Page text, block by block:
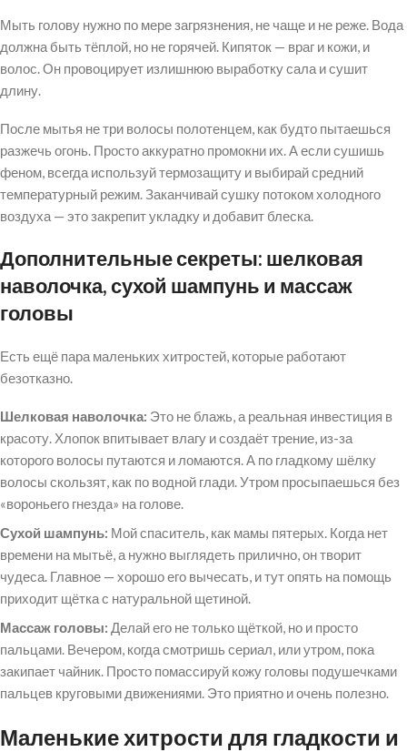
Мыть голову нужно по мере загрязнения, не чаще и не реже. Вода
должна быть тёплой, но не горячей. Кипяток — враг и кожи, и
волос. Он провоцирует излишнюю выработку сала и сушит
длину.
После мытья не три волосы полотенцем, как будто пытаешься
разжечь огонь. Просто аккуратно промокни их. А если сушишь
феном, всегда используй термозащиту и выбирай средний
температурный режим. Заканчивай сушку потоком холодного
воздуха — это закрепит укладку и добавит блеска.
Дополнительные секреты: шелковая
наволочка, сухой шампунь и массаж
головы
Есть ещё пара маленьких хитростей, которые работают
безотказно.
Шелковая наволочка: Это не блажь, а реальная инвестиция в
красоту. Хлопок впитывает влагу и создаёт трение, из-за
которого волосы путаются и ломаются. А по гладкому шёлку
волосы скользят, как по водной глади. Утром просыпаешься без
«вороньего гнезда» на голове.
Сухой шампунь: Мой спаситель, как мамы пятерых. Когда нет
времени на мытьё, а нужно выглядеть прилично, он творит
чудеса. Главное — хорошо его вычесать, и тут опять на помощь
приходит щётка с натуральной щетиной.
Массаж головы: Делай его не только щёткой, но и просто
пальцами. Вечером, когда смотришь сериал, или утром, пока
закипает чайник. Просто помассируй кожу головы подушечками
пальцев круговыми движениями. Это приятно и очень полезно.
Маленькие хитрости для гладкости и